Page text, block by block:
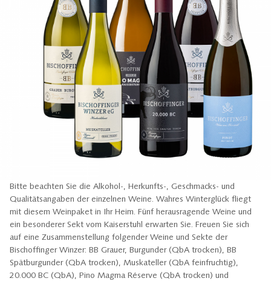
Bitte beachten Sie die Alkohol-, Herkunfts-, Geschmacks- und
Qualitätsangaben der einzelnen Weine. Wahres Winterglück fliegt
mit diesem Weinpaket in Ihr Heim. Fünf herausragende Weine und
ein besonderer Sekt vom Kaiserstuhl erwarten Sie. Freuen Sie sich
auf eine Zusammenstellung folgender Weine und Sekte der
Bischoffinger Winzer: BB Grauer, Burgunder (QbA trocken), BB
Spätburgunder (QbA trocken), Muskateller (QbA feinfruchtig),
20.000 BC (QbA), Pino Magma Réserve (QbA trocken) und